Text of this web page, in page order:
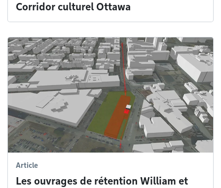
Corridor culturel Ottawa
Article
Les ouvrages de rétention William et